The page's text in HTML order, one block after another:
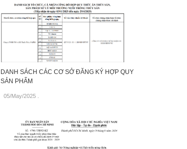
DANH SÁCH CÁC CƠ SỞ ĐĂNG KÝ HỢP QUY
SẢN PHẨM
05/May/2025.